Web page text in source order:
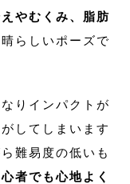
やむくみ、脂肪
らしいポーズで
りインパクトが
してしまいます
難易度の低いも
者でも心地よく